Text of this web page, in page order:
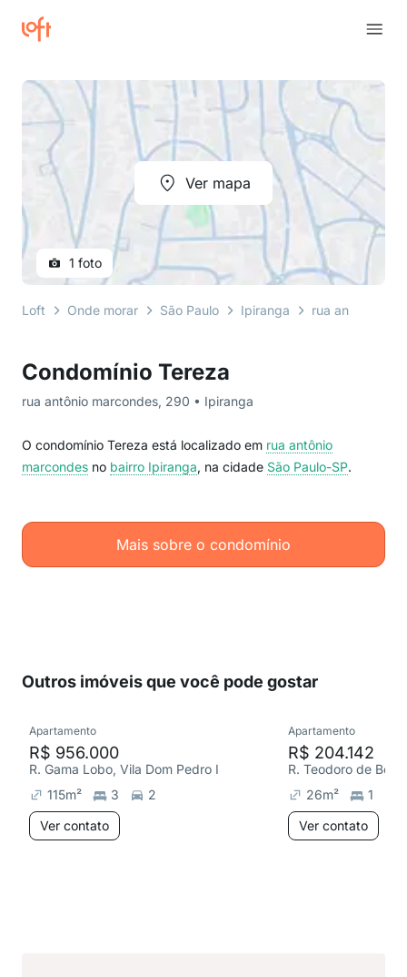
Condomínio Tereza
rua antônio marcondes, 290 • Ipiranga
O condomínio Tereza está localizado em rua antônio
marcondes no bairro Ipiranga, na cidade São Paulo-SP.
Mais sobre o condomínio
Ver mapa
1 foto
Loft Onde morar São Paulo Ipiranga rua antônio
Outros imóveis que você pode gostar
Apartamento
R$ 956.000
R. Gama Lobo, Vila Dom Pedro I
115m² 3
2
Ver contato
Apartamento
R$ 204.142
26m²
1
Ver contato